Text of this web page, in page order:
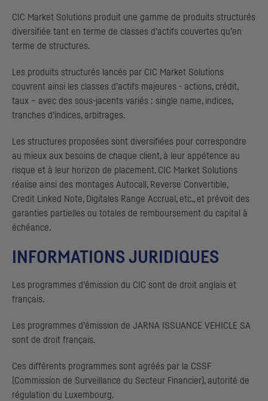
CIC Market Solutions produit une gamme de produits structurés
diversifiée tant en terme de classes d’actifs couvertes qu’en
terme de structures.
Les produits structurés lancés par CIC Market Solutions
couvrent ainsi les classes d’actifs majeures - actions, crédit,
taux – avec des sous-jacents variés : single name, indices,
tranches d’indices, arbitrages.
Les structures proposées sont diversifiées pour correspondre
au mieux aux besoins de chaque client, à leur appétence au
risque et à leur horizon de placement. CIC Market Solutions
réalise ainsi des montages Autocall, Reverse Convertible,
Credit Linked Note, Digitales Range Accrual , etc., et prévoit des
garanties partielles ou totales de remboursement du capital à
échéance.
INFORMATIONS JURIDIQUES
Les programmes d’émission du CIC sont de droit anglais et
français.
Les programmes d’émission de JARNA ISSUANCE VEHICLE SA
sont de droit français.
Ces différents programmes sont agréés par la CSSF
(Commission de Surveillance du Secteur Financier), autorité de
régulation du Luxembourg.